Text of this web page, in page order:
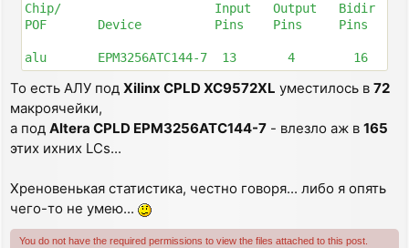
Chip/                     Input   Output   Bidir
POF       Device          Pins    Pins     Pins
alu       EPM3256ATC144-7  13       4        16
То есть АЛУ под Xilinx CPLD XC9572XL уместилось в 72
макроячейки,
а под Altera CPLD EPM3256ATC144-7 - влезло аж в 165
этих ихних LCs...
Хреновенькая статистика, честно говоря... либо я опять
чего-то не умею...
You do not have the required permissions to view the files attached to this post.